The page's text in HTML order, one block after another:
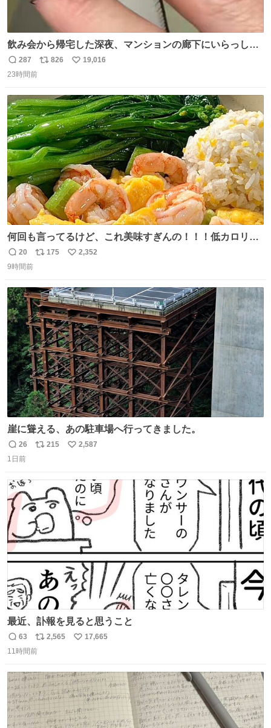
飲み会から帰宅した深夜、マンションの廊下にいらっしゃ
ったオニヤンマ様 まさかこんな都会でお会いできるなんて
思っておらず大興奮しております かっこよすぎる 指を差し
たが、飛ばないということは弱っていらっしゃるのでしょ
うか…素敵すぎる
返
信
287
リ
ト
数
826
い
数
19,016
23時間前
何回も言ってるけど、これ美味すぎんの！！！低カロリー
で満足感エグいから一生食べてる😭
返
信
20
リ
ト
数
175
い
数
2,352
9時間前
崖に聳える、あの駐車場へ行ってきました。
返
信
26
リ
数
215
い
2,587
1日前
最近、訃報を見ると思うこと
返
信
63
リ
ポ
ト
数
2,565
い
数
17,665
11時間前